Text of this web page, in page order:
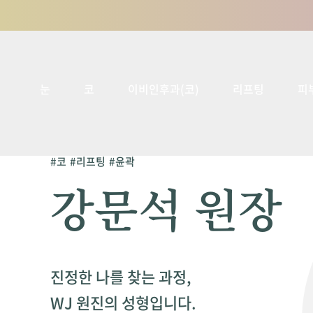
#코 #리프팅 #윤곽
강문석 원장
진정한 나를 찾는 과정,
WJ 원진의 성형입니다.